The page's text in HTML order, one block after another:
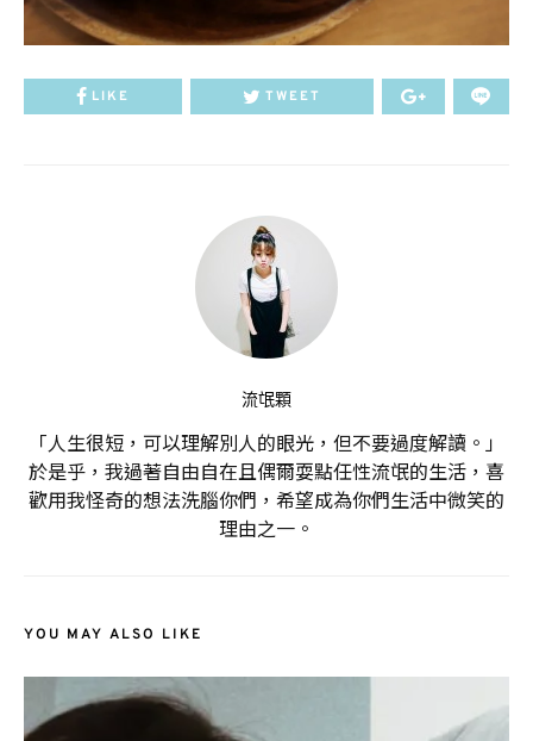
LIKE TWEET
流氓顆
「人生很短，可以理解別人的眼光，但不要過度解讀。」
於是乎，我過著自由自在且偶爾耍點任性流氓的生活，喜
歡用我怪奇的想法洗腦你們，希望成為你們生活中微笑的
理由之一。
YOU MAY ALSO LIKE